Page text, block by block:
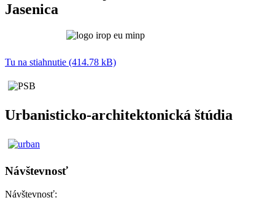
Jasenica
Tu na stiahnutie (414.78 kB)
Urbanisticko-architektonická štúdia
Návštevnosť
Návštevnosť: